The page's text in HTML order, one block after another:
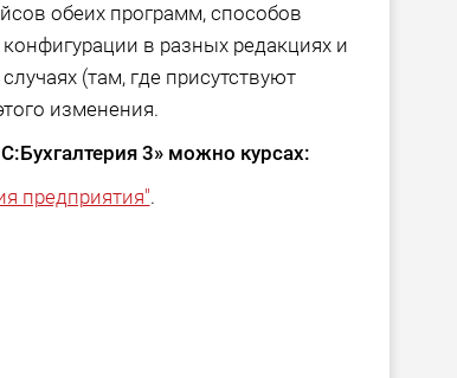
обеих программ, способов
в разных редакциях и
(там, где присутствуют
изменения.
3» можно курсах:
предприятия".